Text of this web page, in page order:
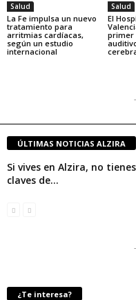
Salud
La Fe impulsa un nuevo
tratamiento para
arritmias cardíacas,
según un estudio
internacional
Salud
El
primer
ÚLTIMAS NOTICIAS ALZIRA
Si vives en Alzira, no
claves de...
¿Te interesa?